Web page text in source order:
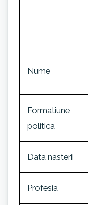
Nume
Formatiune
politica
Data nasterii
Profesia